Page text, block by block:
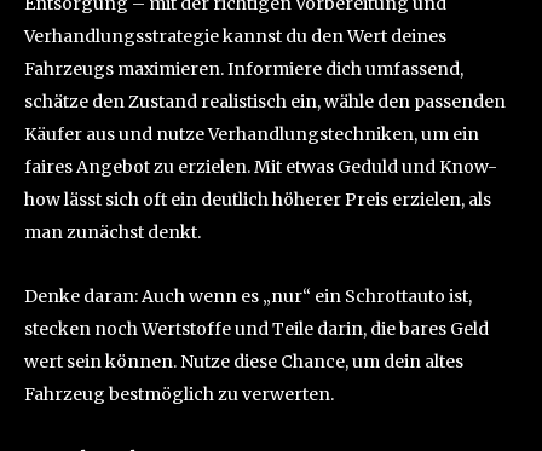
Verhandlungsstrategie kannst du den Wert deines
Fahrzeugs maximieren. Informiere dich umfassend,
schätze den Zustand realistisch ein, wähle den passenden
Käufer aus und nutze Verhandlungstechniken, um ein
faires Angebot zu erzielen. Mit etwas Geduld und Know-
how lässt sich oft ein deutlich höherer Preis erzielen, als
man zunächst denkt.
Denke daran: Auch wenn es „nur“ ein Schrottauto ist,
stecken noch Wertstoffe und Teile darin, die bares Geld
wert sein können. Nutze diese Chance, um dein altes
Fahrzeug bestmöglich zu verwerten.